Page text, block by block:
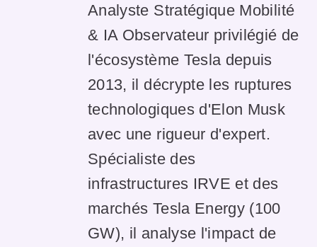
Analyste Stratégique Mobilité
& IA Observateur privilégié de
l'écosystème Tesla depuis
2013, il décrypte les ruptures
technologiques d'Elon Musk
avec une rigueur d'expert.
Spécialiste des
infrastructures IRVE et des
marchés Tesla Energy (100
GW), il analyse l'impact de